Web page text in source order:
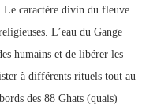
Le caractère divin du fleuve
L’eau du Gange
humains et de libérer les
à différents rituels tout au
des 88 Ghats (quais)